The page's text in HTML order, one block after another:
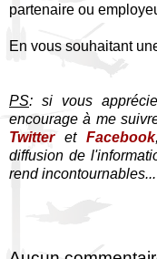
partenaire ou
En vous souhaitant
PS: si vous
encourage à me
Twitteret Facebook
diffusion de
rend incontournables...